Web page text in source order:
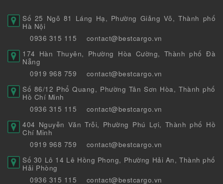
Số 25 Ngõ 81 Láng Hạ, Phường Giảng Võ, Thành phố
Hà Nội
0936 315 115
contact@bestcargo.vn
174 Hàn Thuyên, Phường Hòa Cường, Thành phố Đà
Nẵng
0919 968 759
contact@bestcargo.vn
Số 86/12 Phổ Quang, Phường Tân Sơn Hòa, Thành phố
Hồ Chí Minh
0936 315 115
contact@bestcargo.vn
404 Nguyễn Văn Trỗi, Phường Phú Lợi, Thành phố Hồ
Chí Minh
0919 968 759
contact@bestcargo.vn
Số 30 Lô 14 Lê Hồng Phong, Phường Hải An, Thành phố
Hải Phòng
0936 315 115
contact@bestcargo.vn